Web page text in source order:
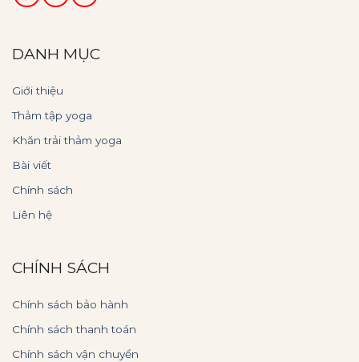
DANH MỤC
Giới thiệu
Thảm tập yoga
Khăn trải thảm yoga
Bài viết
Chính sách
Liên hệ
CHÍNH SÁCH
Chính sách bảo hành
Chính sách thanh toán
Chính sách vận chuyển